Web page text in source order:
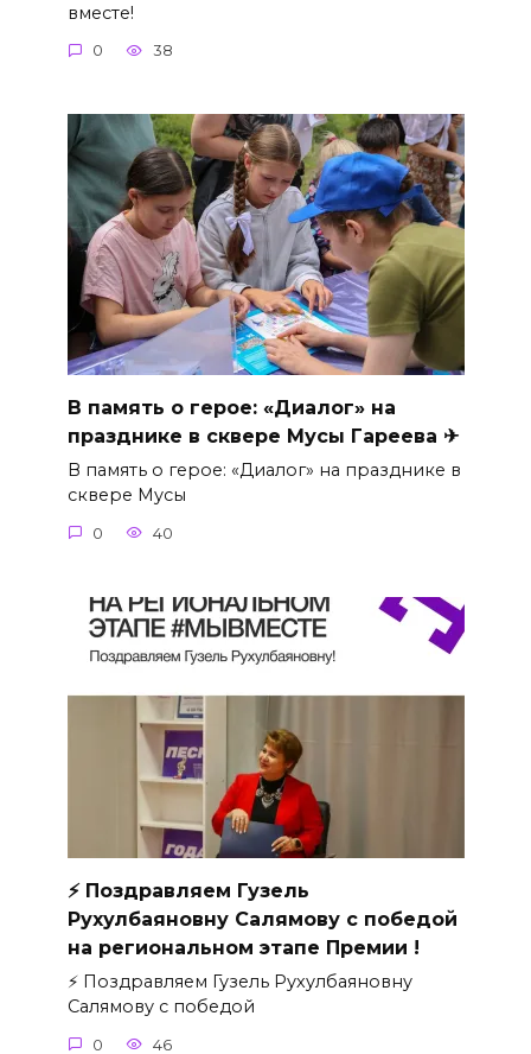
вместе!
0 38
В память о герое: «Диалог» на
празднике в сквере Мусы Гареева ✈
В память о герое: «Диалог» на празднике в
сквере Мусы
0 40
⚡ Поздравляем Гузель
Рухулбаяновну Салямову с победой
на региональном этапе Премии !
⚡ Поздравляем Гузель Рухулбаяновну
Салямову с победой
0 46